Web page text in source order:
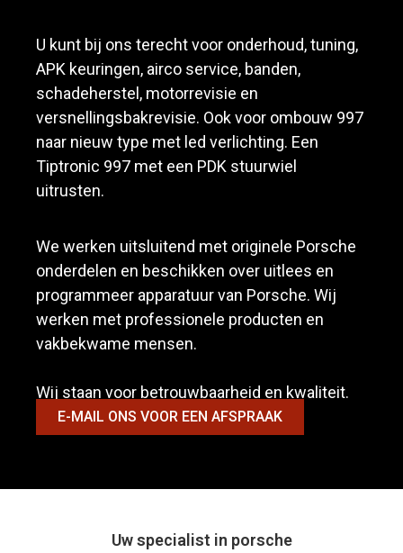
U kunt bij ons terecht voor onderhoud, tuning,
APK keuringen, airco service, banden,
schadeherstel, motorrevisie en
versnellingsbakrevisie. Ook voor ombouw 997
naar nieuw type met led verlichting. Een
Tiptronic 997 met een PDK stuurwiel
uitrusten.
We werken uitsluitend met originele Porsche
onderdelen en beschikken over uitlees en
programmeer apparatuur van Porsche. Wij
werken met professionele producten en
vakbekwame mensen.
Wij staan voor betrouwbaarheid en kwaliteit.
E-MAIL ONS VOOR EEN AFSPRAAK
Uw specialist in porsche